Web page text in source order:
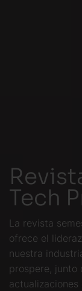
Tech
La revista
ofrece el
nuestra
prospere, junto